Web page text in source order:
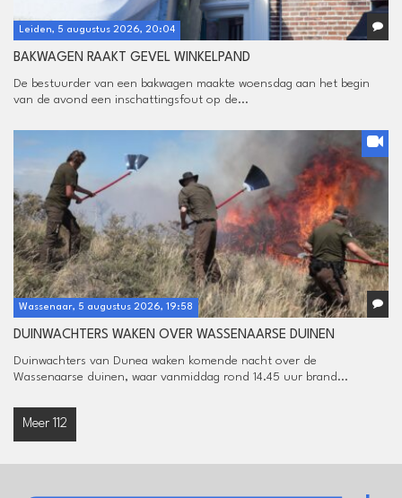
Leiden, 5 augustus 2026, 20:04
BAKWAGEN RAAKT GEVEL WINKELPAND
De bestuurder van een bakwagen maakte woensdag aan het begin
van de avond een inschattingsfout op de...
Wassenaar, 5 augustus 2026, 19:58
DUINWACHTERS WAKEN OVER WASSENAARSE DUINEN
Duinwachters van Dunea waken komende nacht over de
Wassenaarse duinen, waar vanmiddag rond 14.45 uur brand...
Meer 112